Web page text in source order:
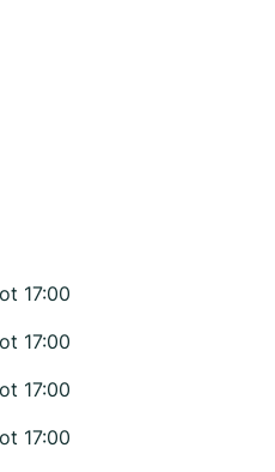
17:00
17:00
17:00
17:00